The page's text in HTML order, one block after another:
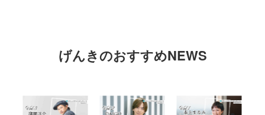
げんきのおすすめNEWS